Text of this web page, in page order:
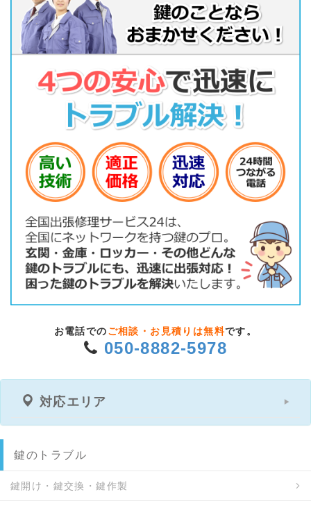
お電話での ご相談・お見積りは無料です。
050-8882-5978
対応エリア
鍵のトラブル
鍵開け・鍵交換・鍵作製